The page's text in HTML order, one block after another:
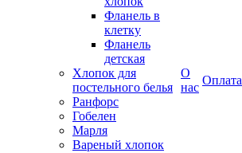
Фланель в
клетку
Фланель
детская
Хлопок для
постельного белья
Ранфорс
Гобелен
Марля
Вареный хлопок
О
нас
Оплата